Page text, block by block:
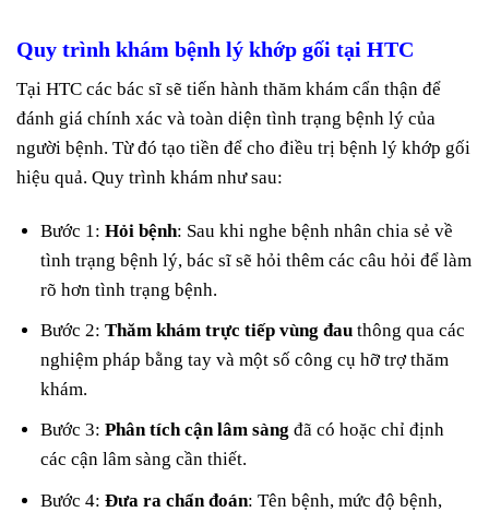
Quy trình khám bệnh lý khớp gối tại HTC
Tại HTC các bác sĩ sẽ tiến hành thăm khám cẩn thận để
đánh giá chính xác và toàn diện tình trạng bệnh lý của
người bệnh. Từ đó tạo tiền để cho điều trị bệnh lý khớp gối
hiệu quả. Quy trình khám như sau:
Bước 1:Hỏi bệnh: Sau khi nghe bệnh nhân chia sẻ về
tình trạng bệnh lý, bác sĩ sẽ hỏi thêm các câu hỏi để làm
rõ hơn tình trạng bệnh.
Bước 2: Thăm khám trực tiếp vùng đau thông qua các
nghiệm pháp bằng tay và một số công cụ hỡ trợ thăm
khám.
Bước 3:Phân tích cận lâm sàng đã có hoặc chỉ định
các cận lâm sàng cần thiết.
Bước 4:Đưa ra chẩn đoán: Tên bệnh, mức độ bệnh,